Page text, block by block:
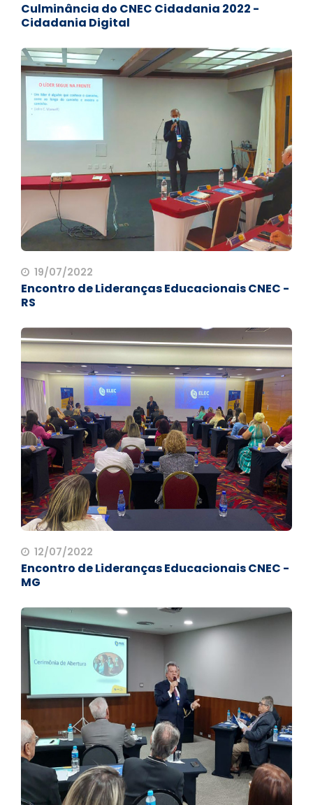
Culminância do CNEC Cidadania 2022 -
Cidadania Digital
19/07/2022
Encontro de Lideranças Educacionais CNEC -
RS
12/07/2022
Encontro de Lideranças Educacionais CNEC -
MG